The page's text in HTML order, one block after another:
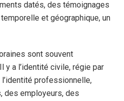
datés, des témoignages
et géographique, un
sont souvent
y a l’identité civile, régie par
l’identité professionnelle,
des employeurs, des